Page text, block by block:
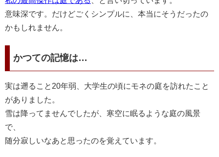
意味深です。だけどごくシンプルに、本当にそうだったの
かもしれません。
かつての記憶は…
実は遡ること20年弱、大学生の頃にモネの庭を訪れたこと
がありました。
雪は降ってませんでしたが、寒空に眠るような庭の風景
で、
随分寂しいなあと思ったのを覚えています。